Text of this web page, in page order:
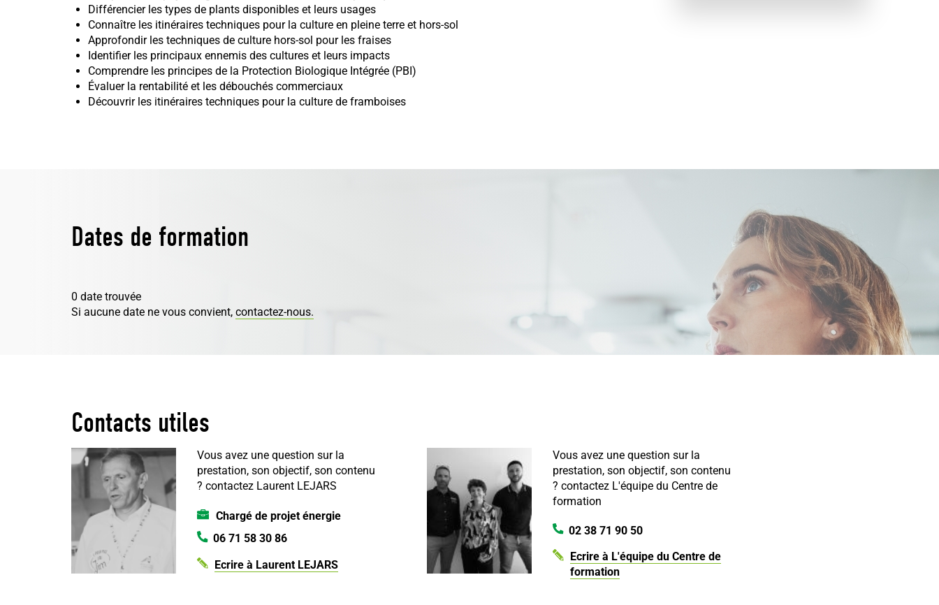
Différencier les types de plants disponibles et leurs usages
Connaître les itinéraires techniques pour la culture en pleine terre et hors-sol
Approfondir les techniques de culture hors-sol pour les fraises
Identifier les principaux ennemis des cultures et leurs impacts
Comprendre les principes de la Protection Biologique Intégrée (PBI)
Évaluer la rentabilité et les débouchés commerciaux
Découvrir les itinéraires techniques pour la culture de framboises
Dates de formation
0 date trouvée
Si aucune date ne vous convient, contactez-nous.
Contacts utiles
Vous avez une question sur la
prestation, son objectif, son contenu
? contactez Laurent LEJARS
Chargé de projet énergie
06 71 58 30 86
Ecrire à Laurent LEJARS
Vous avez une question sur la
prestation, son objectif, son contenu
? contactez L'équipe du Centre de
formation
02 38 71 90 50
Ecrire à L'équipe du Centre de
formation